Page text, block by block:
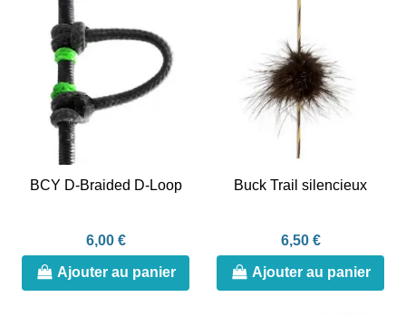
BCY D-Braided D-Loop
6,00 €
Ajouter au panier
Buck Trail silencieux
6,50 €
Ajouter au panier